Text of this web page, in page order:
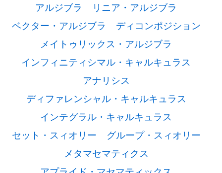
アルジブラ
リニア・アルジブラ
ベクター・アルジブラ
ディコンポジション
メイトゥリックス・アルジブラ
インフィニティシマル・キャルキュラス
アナリシス
ディファレンシャル・キャルキュラス
インテグラル・キャルキュラス
セット・スィオリー
グループ・スィオリー
メタマセマティクス